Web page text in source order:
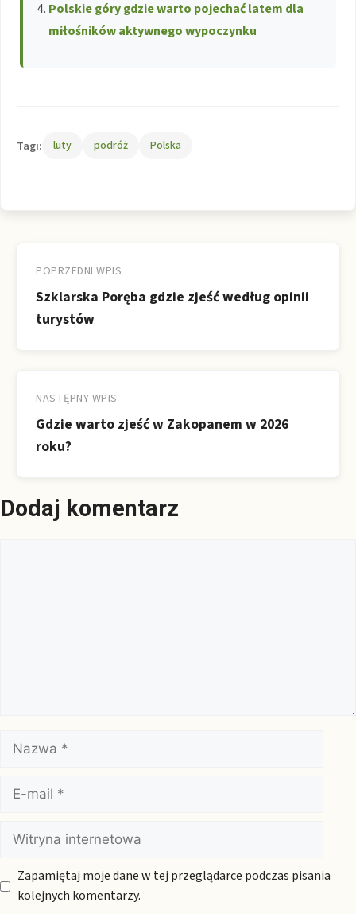
Polskie góry gdzie warto pojechać latem dla
miłośników aktywnego wypoczynku
Tagi: luty podróż Polska
wpisu
POPRZEDNI WPIS
Szklarska Poręba gdzie zjeść według opinii
turystów
NASTĘPNY WPIS
Gdzie warto zjeść w Zakopanem w 2026
roku?
Dodaj komentarz
Nazwa
mail
Witryna
internetowa
Zapamiętaj moje dane w tej przeglądarce podczas pisania
kolejnych komentarzy.